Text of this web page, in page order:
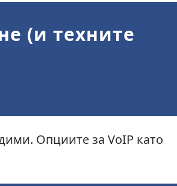
(и техните
Опциите за VoIP като